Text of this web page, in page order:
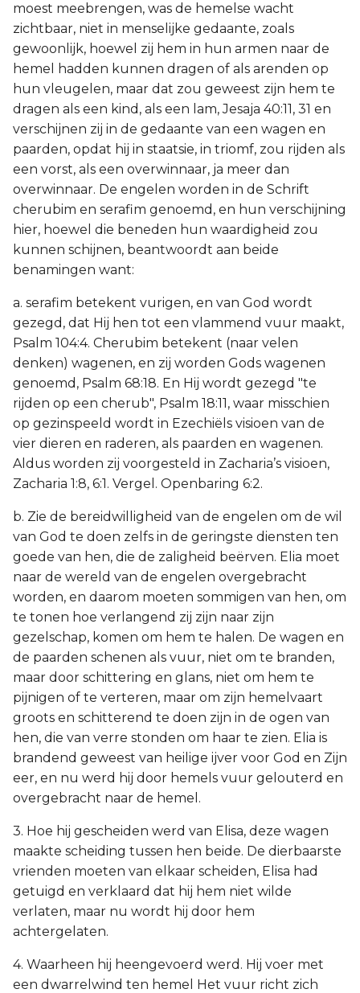
moest meebrengen, was de hemelse wacht
zichtbaar, niet in menselijke gedaante, zoals
gewoonlijk, hoewel zij hem in hun armen naar de
hemel hadden kunnen dragen of als arenden op
hun vleugelen, maar dat zou geweest zijn hem te
dragen als een kind, als een lam, Jesaja 40:11, 31 en
verschijnen zij in de gedaante van een wagen en
paarden, opdat hij in staatsie, in triomf, zou rijden als
een vorst, als een overwinnaar, ja meer dan
overwinnaar. De engelen worden in de Schrift
cherubim en serafim genoemd, en hun verschijning
hier, hoewel die beneden hun waardigheid zou
kunnen schijnen, beantwoordt aan beide
benamingen want:
a. serafim betekent vurigen, en van God wordt
gezegd, dat Hij hen tot een vlammend vuur maakt,
Psalm 104:4. Cherubim betekent (naar velen
denken) wagenen, en zij worden Gods wagenen
genoemd, Psalm 68:18. En Hij wordt gezegd "te
rijden op een cherub", Psalm 18:11, waar misschien
op gezinspeeld wordt in Ezechiëls visioen van de
vier dieren en raderen, als paarden en wagenen.
Aldus worden zij voorgesteld in Zacharia’s visioen,
Zacharia 1:8, 6:1. Vergel. Openbaring 6:2.
b. Zie de bereidwilligheid van de engelen om de wil
van God te doen zelfs in de geringste diensten ten
goede van hen, die de zaligheid beërven. Elia moet
naar de wereld van de engelen overgebracht
worden, en daarom moeten sommigen van hen, om
te tonen hoe verlangend zij zijn naar zijn
gezelschap, komen om hem te halen. De wagen en
de paarden schenen als vuur, niet om te branden,
maar door schittering en glans, niet om hem te
pijnigen of te verteren, maar om zijn hemelvaart
groots en schitterend te doen zijn in de ogen van
hen, die van verre stonden om haar te zien. Elia is
brandend geweest van heilige ijver voor God en Zijn
eer, en nu werd hij door hemels vuur gelouterd en
overgebracht naar de hemel.
3. Hoe hij gescheiden werd van Elisa, deze wagen
maakte scheiding tussen hen beide. De dierbaarste
vrienden moeten van elkaar scheiden, Elisa had
getuigd en verklaard dat hij hem niet wilde
verlaten, maar nu wordt hij door hem
achtergelaten.
4. Waarheen hij heengevoerd werd. Hij voer met
een dwarrelwind ten hemel Het vuur richt zich